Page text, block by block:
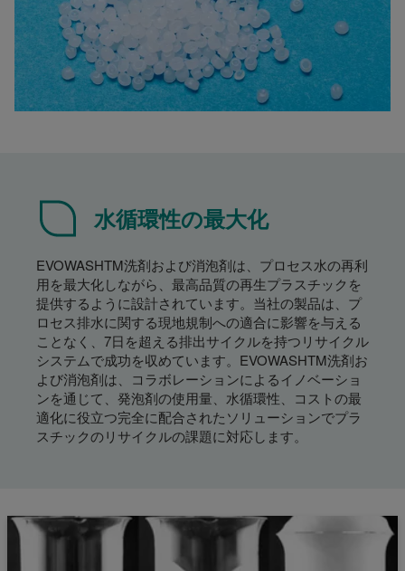
水循環性の最大化
EVOWASHTM洗剤および消泡剤は、プロセス水の再利
用を最大化しながら、最高品質の再生プラスチックを
提供するように設計されています。当社の製品は、プ
ロセス排水に関する現地規制への適合に影響を与える
ことなく、7日を超える排出サイクルを持つリサイクル
システムで成功を収めています。EVOWASHTM洗剤お
よび消泡剤は、コラボレーションによるイノベーショ
ンを通じて、発泡剤の使用量、水循環性、コストの最
適化に役立つ完全に配合されたソリューションでプラ
スチックのリサイクルの課題に対応します。